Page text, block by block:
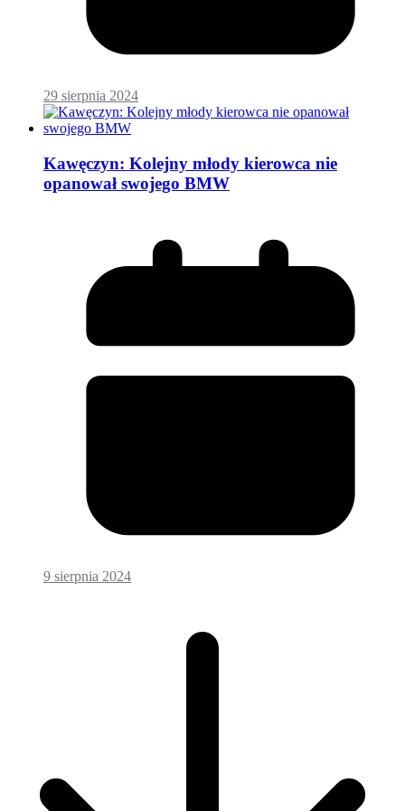
29 sierpnia 2024
Kawęczyn: Kolejny młody kierowca nie
opanował swojego BMW
9 sierpnia 2024